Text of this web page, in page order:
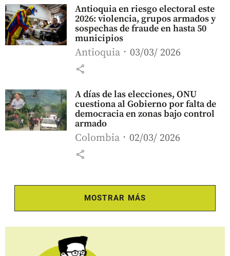
Antioquia en riesgo electoral este
2026: violencia, grupos armados y
sospechas de fraude en hasta 50
municipios
Antioquia 03/03/ 2026
share
A días de las elecciones, ONU
cuestiona al Gobierno por falta de
democracia en zonas bajo control
armado
Colombia 02/03/ 2026
share
MOSTRAR MÁS